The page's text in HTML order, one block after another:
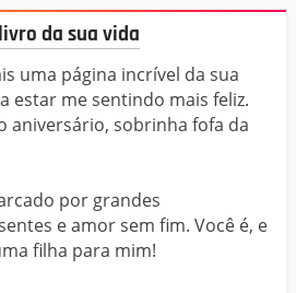
da sua vida
uma página incrível da sua
estar me sentindo mais feliz.
aniversário, sobrinha fofa da
por grandes
e amor sem fim. Você é, e
filha para mim!